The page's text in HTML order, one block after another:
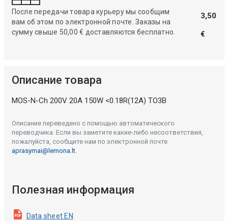
После передачи товара курьеру мы сообщим
вам об этом по электронной почте. Заказы на
сумму свыше 50,00 € доставляются бесплатно.
3,50
€
Описание товара
MOS-N-Ch 200V 20A 150W <0.18R(12A) TO3B
Описание переведено с помощью автоматического
переводчика. Если вы заметите какие-либо несоответствия,
пожалуйста, сообщите нам по электронной почте
aprasymai@lemona.lt.
Полезная информация
Data sheet EN